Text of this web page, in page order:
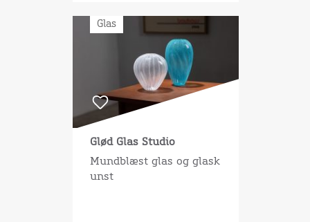
Glas
Glød Glas Studio
Mundblæst glas og glask
unst